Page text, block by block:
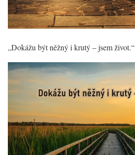
„Dokážu být něžný i krutý – jsem život.“